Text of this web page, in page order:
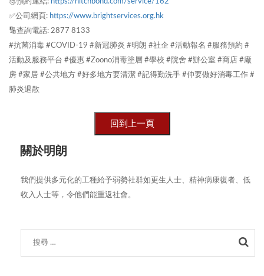
✅公司網頁: https://www.brightservices.org.hk
🔢查詢電話: 2877 8133
#抗菌消毒 #COVID-19 #新冠肺炎 #明朗 #社企 #活動報名 #服務預約 #
活動及服務平台 #優惠 #Zoono消毒塗層 #學校 #院舍 #辦公室 #商店 #廠
房 #家居 #公共地方 #好多地方要清潔 #記得勤洗手 #仲要做好消毒工作 #
肺炎退散
關於明朗
我們提供多元化的工種給予弱勢社群如更生人士、精神病康復者、低
收入人士等，令他們能重返社會。